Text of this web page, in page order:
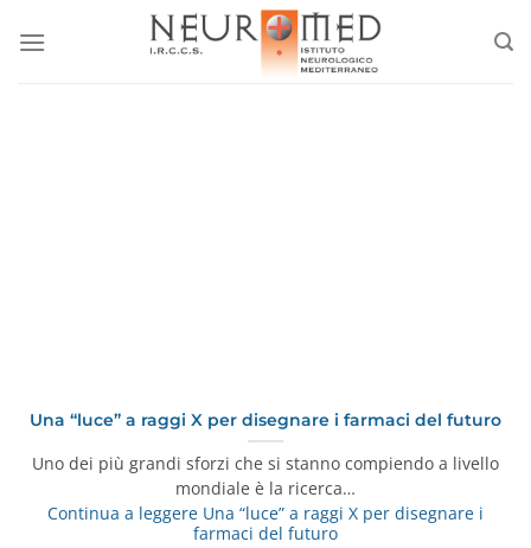
Una “luce” a raggi X per disegnare i farmaci del futuro
Uno dei più grandi sforzi che si stanno compiendo a livello
mondiale è la ricerca…
Continua a leggere Una “luce” a raggi X per disegnare i
farmaci del futuro